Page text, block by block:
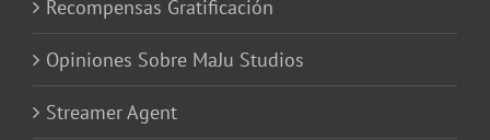
Recompensas Gratificación
Opiniones Sobre MaJu Studios
Streamer Agent